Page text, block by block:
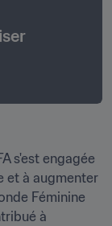
s'est engagée
et à augmenter
Féminine
à